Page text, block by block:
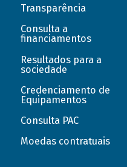
Transparência
Consulta a
financiamentos
Resultados para a
sociedade
Credenciamento de
Equipamentos
Consulta PAC
Moedas contratuais